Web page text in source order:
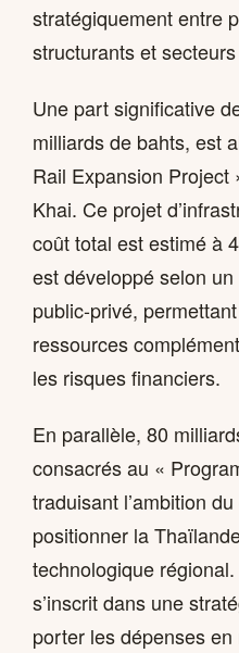
stratégiquement entre
structurants et
Une part significative
milliards de bahts, est
Rail Expansion Project
Khai. Ce projet
coût total est estimé à
est développé selon
public-privé,
ressources
les risques financiers.
En parallèle, 80
consacrés au «
traduisant l’ambition
positionner la
technologique
s’inscrit dans une
porter les dépenses